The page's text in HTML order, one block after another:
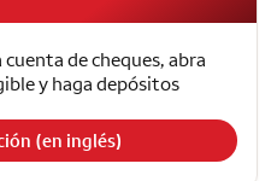
de cheques, abra
y haga depósitos
(en inglés)